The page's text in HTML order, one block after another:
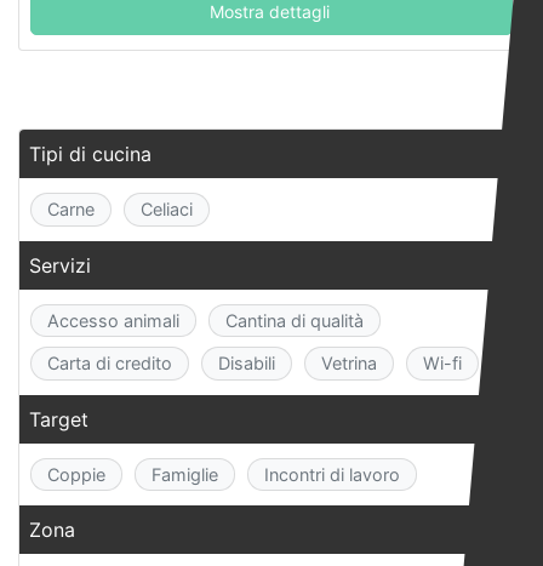
Mostra dettagli
Tipi di cucina
Carne Celiaci
Servizi
Accesso animali Cantina di qualità
Carta di credito Disabili Vetrina Wi-fi
Target
Coppie Famiglie Incontri di lavoro
Zona